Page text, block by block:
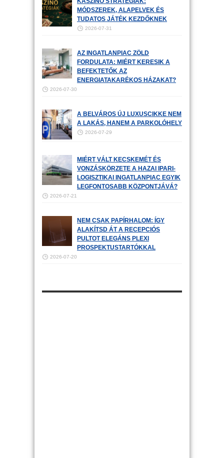
MÓDSZEREK, ALAPELVEK ÉS
TUDATOS JÁTÉK KEZDŐKNEK
2026-07-31
AZ INGATLANPIAC ZÖLD
FORDULATA: MIÉRT KERESIK A
BEFEKTETŐK AZ
ENERGIATAKARÉKOS HÁZAKAT?
2026-07-30
A BELVÁROS ÚJ LUXUSCIKKE NEM
A LAKÁS, HANEM A PARKOLÓHELY
2026-07-29
MIÉRT VÁLT KECSKEMÉT ÉS
VONZÁSKÖRZETE A HAZAI IPARI-
LOGISZTIKAI INGATLANPIAC EGYIK
LEGFONTOSABB KÖZPONTJÁVÁ?
2026-07-21
NEM CSAK PAPÍRHALOM: ÍGY
ALAKÍTSD ÁT A RECEPCIÓS
PULTOT ELEGÁNS PLEXI
PROSPEKTUSTARTÓKKAL
2026-07-20